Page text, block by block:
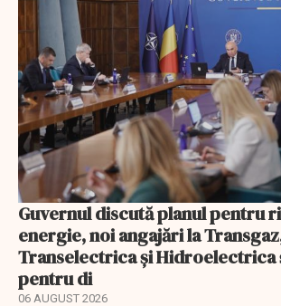
Guvernul discută planul pentru
energie, noi angajări la
Transelectrica și
pentru di
06 AUGUST 2026